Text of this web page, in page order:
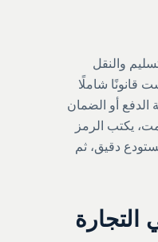
والنقل
قانونًا شاملًا
الدفع أو الضمان
يكتب الرمز
دقيق، ثم
التجارة